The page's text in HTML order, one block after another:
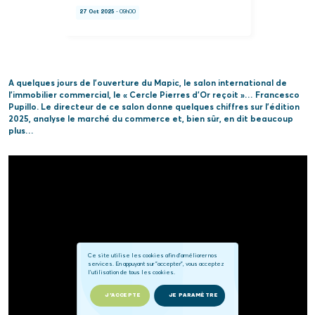
Ce site utilise les cookies afin d'améliorer nos
services. En appuyant sur "accepter", vous acceptez
l'utilisation de tous les cookies.
J'ACCEPTE JE PARAMÈTRE
27 Oct 2025 - 09h00
A quelques jours de l’ouverture du Mapic, le salon international de
l’immobilier commercial, le « Cercle Pierres d’Or reçoit »… Francesco
Pupillo. Le directeur de ce salon donne quelques chiffres sur l’édition
2025, analyse le marché du commerce et, bien sûr, en dit beaucoup
plus…